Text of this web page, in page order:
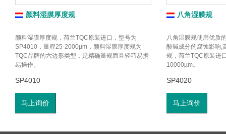
颜料湿膜厚度规
颜料湿膜厚度规，荷兰TQC原装进口，型号为
SP4010，量程25-2000µm，颜料湿膜厚度规为
TQC品牌的六边形类型，是精确量规而且轻巧易携
易操作。
SP4010
马上询价
八角湿膜规
八角湿膜规使用优质
酸碱成分的腐蚀影响,
规，荷兰TQC原装进
10000µm。
SP4020
马上询价